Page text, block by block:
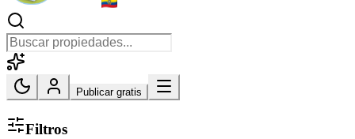
Publicar gratis
Filtros